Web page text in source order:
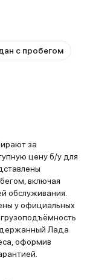
с пробегом
за
цену б/у для
включая
обслуживания.
у официальных
Лада
оформив